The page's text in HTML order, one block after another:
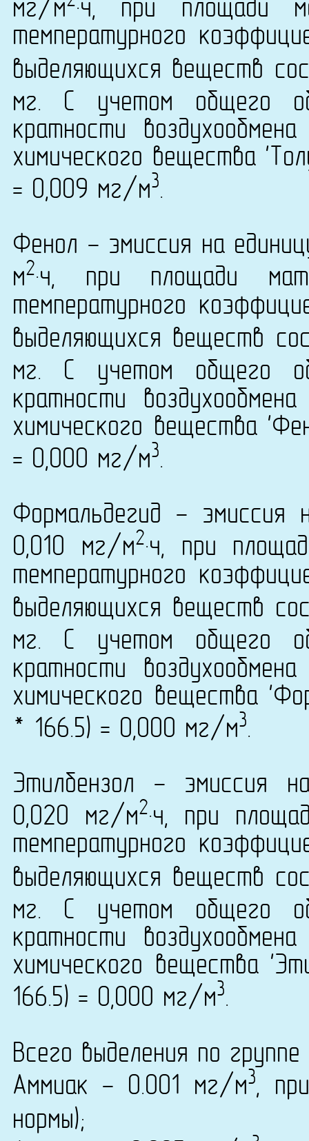
мг/м ·ч, при площади
температурного
выделяющихся веществ
мг. С учетом общего
кратности
химического вещества
= 0,009 мг/м3.
Фенол - эмиссия на
м2·ч, при площади
температурного
выделяющихся веществ
мг. С учетом общего
кратности
химического вещества
= 0,000 мг/м3.
Формальдегид - эмиссия
0,010 мг/м2·ч, при
температурного
выделяющихся веществ
мг. С учетом общего
кратности
химического вещества
* 166.5) = 0,000 мг/м3.
Этилбензол - эмиссия
0,020 мг/м2·ч, при
температурного
выделяющихся веществ
мг. С учетом общего
кратности
химического вещества
166.5) = 0,000 мг/м3.
Всего выделения по
Аммиак - 0.001 мг/м3,
нормы);